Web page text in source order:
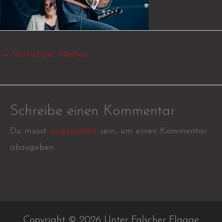
← Vorheriger Medien
Schreibe einen Kommentar
Du musst angemeldet sein, um einen Kommentar
abzugeben.
Copyright © 2026 Unter Falscher Flagge